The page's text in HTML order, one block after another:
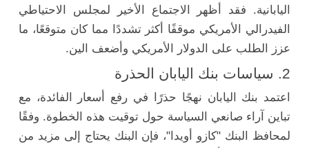
اليابانية. فقد أظهر الاجتماع الأخير لمجلس الاحتياطي
الفيدرالي الأمريكي موقفًا أكثر تشددًا مما كان متوقعًا، ما
عزز الطلب على الدولار الأمريكي وأضعف الين.
2. سياسات بنك اليابان الحذرة
اعتمد بنك اليابان نهجًا حذرًا في رفع أسعار الفائدة، مع
تباين آراء صانعي السياسة حول توقيت هذه الخطوة. وفقًا
لمحافظ البنك "كازو أويدا"، فإن البنك يحتاج إلى مزيد من